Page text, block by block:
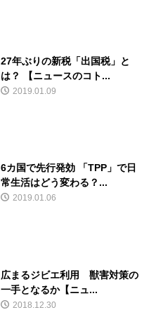
27年ぶりの新税「出国税」と
は？ 【ニュースのコト...
2019.01.09
6カ国で先行発効 「TPP」で日
常生活はどう変わる？...
2019.01.06
広まるジビエ利用 獣害対策の
一手となるか【ニュ...
2018.12.30